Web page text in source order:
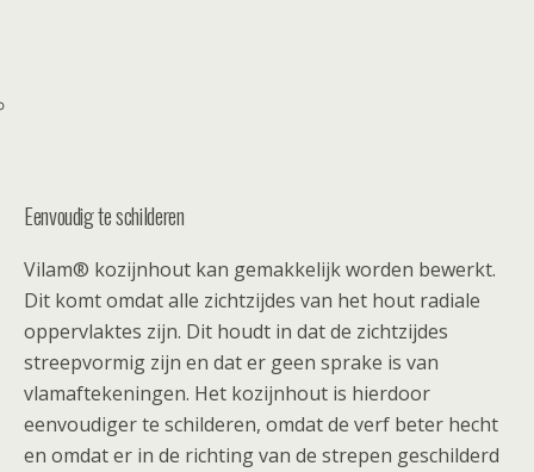
Eenvoudig te schilderen
Vilam® kozijnhout kan gemakkelijk worden bewerkt.
Dit komt omdat alle zichtzijdes van het hout radiale
oppervlaktes zijn. Dit houdt in dat de zichtzijdes
streepvormig zijn en dat er geen sprake is van
vlamaftekeningen. Het kozijnhout is hierdoor
eenvoudiger te schilderen, omdat de verf beter hecht
en omdat er in de richting van de strepen geschilderd